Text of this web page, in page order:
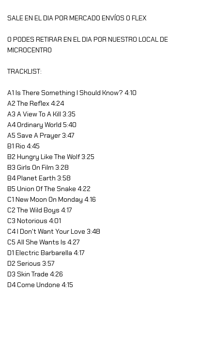
SALE EN EL DIA POR MERCADO ENVÍOS O FLEX
O PODES RETIRAR EN EL DIA POR NUESTRO LOCAL DE
MICROCENTRO
TRACKLIST:
A1 Is There Something I Should Know? 4:10
A2 The Reflex 4:24
A3 A View To A Kill 3:35
A4 Ordinary World 5:40
A5 Save A Prayer 3:47
B1 Rio 4:45
B2 Hungry Like The Wolf 3:25
B3 Girls On Film 3:28
B4 Planet Earth 3:58
B5 Union Of The Snake 4:22
C1 New Moon On Monday 4:16
C2 The Wild Boys 4:17
C3 Notorious 4:01
C4 I Don't Want Your Love 3:48
C5 All She Wants Is 4:27
D1 Electric Barbarella 4:17
D2 Serious 3:57
D3 Skin Trade 4:26
D4 Come Undone 4:15